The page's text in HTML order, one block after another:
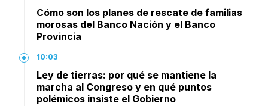
Cómo son los planes de rescate de familias
morosas del Banco Nación y el Banco
Provincia
10:03
Ley de tierras: por qué se mantiene la
marcha al Congreso y en qué puntos
polémicos insiste el Gobierno